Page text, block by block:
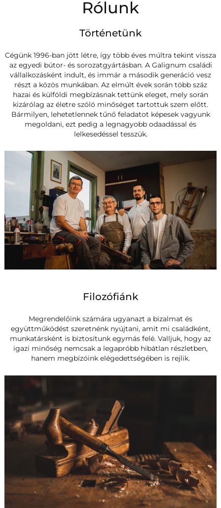
Rólunk
Történetünk
Cégünk 1996-ban jött létre, így több éves múltra tekint vissza
az egyedi bútor- és sorozatgyártásban. A Galignum családi
vállalkozásként indult, és immár a második generáció vesz
részt a közös munkában. Az elmúlt évek során több száz
hazai és külföldi megbízásnak tettünk eleget, mely során
kizárólag az életre szóló minőséget tartottuk szem előtt.
Bármilyen, lehetetlennek tűnő feladatot képesek vagyunk
megoldani, ezt pedig a legnagyobb odaadással és
lelkesedéssel tesszük.
Filozófiánk
Megrendelőink számára ugyanazt a bizalmat és
együttműködést szeretnénk nyújtani, amit mi családként,
munkatársként is biztosítunk egymás felé. Valljuk, hogy az
igazi minőség nemcsak a legapróbb hibátlan részletben,
hanem megbízóink elégedettségében is rejlik.